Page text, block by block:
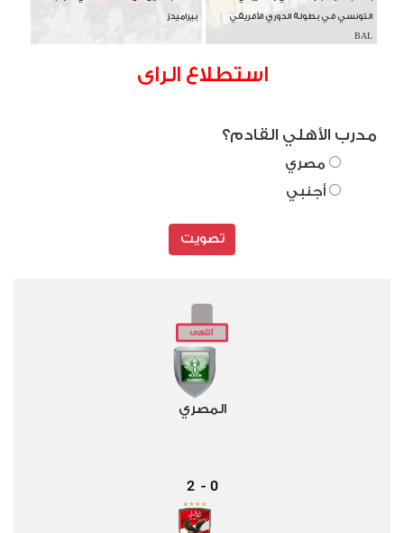
التونسي في بطولة الدوري الأفريقي
BAL
بيراميدز
استطلاع الراى
مدرب الأهلي القادم؟
مصري
أجنبي
تصويت
المصري
0
-
2